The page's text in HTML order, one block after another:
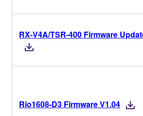
RX-V4A/TSR-400 Firmware
Rio1608-D3 Firmware V1.04